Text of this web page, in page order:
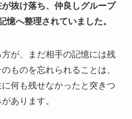
抜け落ち、仲良しグループ
憶へ整理されていました。
が、まだ相手の記憶には残
ものを忘れられることは、
何も残せなかったと突きつ
あります。